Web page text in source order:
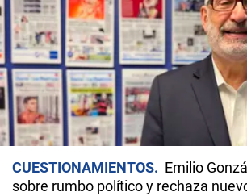
CUESTIONAMIENTOS
Emilio
sobre rumbo político y rechaza